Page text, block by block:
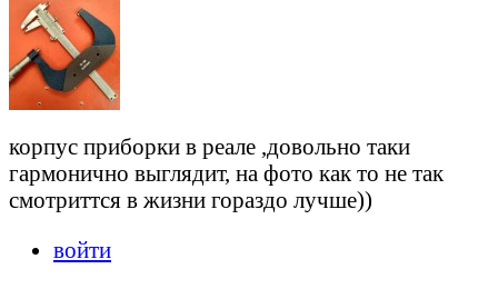
корпус приборки в реале ,довольно таки
гармонично выглядит, на фото как то не так
смотриттся в жизни гораздо лучше))
войти